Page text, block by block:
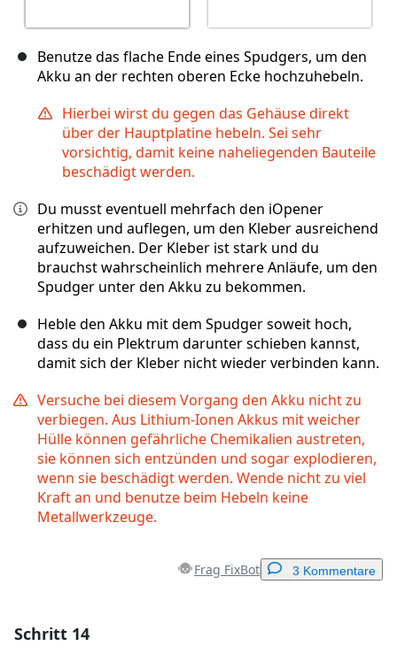
Benutze das flache Ende eines Spudgers, um den
Akku an der rechten oberen Ecke hochzuhebeln.
Hierbei wirst du gegen das Gehäuse direkt
über der Hauptplatine hebeln. Sei sehr
vorsichtig, damit keine naheliegenden Bauteile
beschädigt werden.
Du musst eventuell mehrfach den iOpener
erhitzen und auflegen, um den Kleber ausreichend
aufzuweichen. Der Kleber ist stark und du
brauchst wahrscheinlich mehrere Anläufe, um den
Spudger unter den Akku zu bekommen.
Heble den Akku mit dem Spudger soweit hoch,
dass du ein Plektrum darunter schieben kannst,
damit sich der Kleber nicht wieder verbinden kann.
Versuche bei diesem Vorgang den Akku nicht zu
verbiegen. Aus Lithium-Ionen Akkus mit weicher
Hülle können gefährliche Chemikalien austreten,
sie können sich entzünden und sogar explodieren,
wenn sie beschädigt werden. Wende nicht zu viel
Kraft an und benutze beim Hebeln keine
Metallwerkzeuge.
Frag FixBot 3 Kommentare
Schritt 14